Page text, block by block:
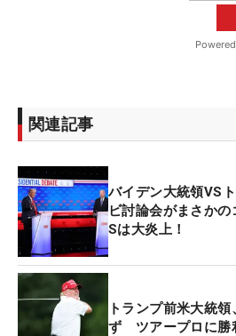
関連記事
バイデン大統領VS
ビ討論会がまさか
Sは大炎上！
トランプ前米大統
ず ツアープロに勝